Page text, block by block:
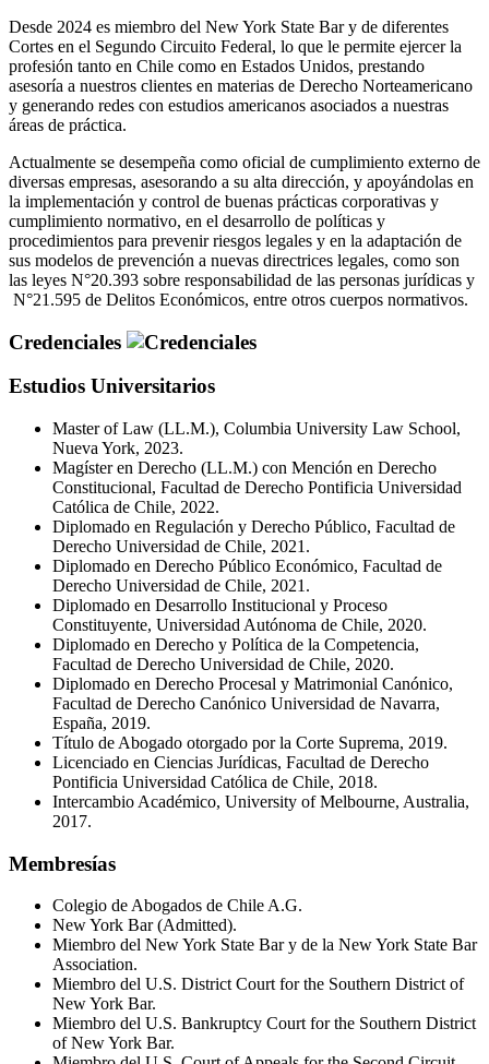
Desde 2024 es miembro del New York State Bar y de diferentes
Cortes en el Segundo Circuito Federal, lo que le permite ejercer la
profesión tanto en Chile como en Estados Unidos, prestando
asesoría a nuestros clientes en materias de Derecho Norteamericano
y generando redes con estudios americanos asociados a nuestras
áreas de práctica.
Actualmente se desempeña como oficial de cumplimiento externo de
diversas empresas, asesorando a su alta dirección, y apoyándolas en
la implementación y control de buenas prácticas corporativas y
cumplimiento normativo, en el desarrollo de políticas y
procedimientos para prevenir riesgos legales y en la adaptación de
sus modelos de prevención a nuevas directrices legales, como son
las leyes N°20.393 sobre responsabilidad de las personas jurídicas y
N°21.595 de Delitos Económicos, entre otros cuerpos normativos.
Credenciales
Estudios Universitarios
Master of Law (LL.M.), Columbia University Law School,
Nueva York, 2023.
Magíster en Derecho (LL.M.) con Mención en Derecho
Constitucional, Facultad de Derecho Pontificia Universidad
Católica de Chile, 2022.
Diplomado en Regulación y Derecho Público, Facultad de
Derecho Universidad de Chile, 2021.
Diplomado en Derecho Público Económico, Facultad de
Derecho Universidad de Chile, 2021.
Diplomado en Desarrollo Institucional y Proceso
Constituyente, Universidad Autónoma de Chile, 2020.
Diplomado en Derecho y Política de la Competencia,
Facultad de Derecho Universidad de Chile, 2020.
Diplomado en Derecho Procesal y Matrimonial Canónico,
Facultad de Derecho Canónico Universidad de Navarra,
España, 2019.
Título de Abogado otorgado por la Corte Suprema, 2019.
Licenciado en Ciencias Jurídicas, Facultad de Derecho
Pontificia Universidad Católica de Chile, 2018.
Intercambio Académico, University of Melbourne, Australia,
2017.
Membresías
Colegio de Abogados de Chile A.G.
New York Bar (Admitted).
Miembro del New York State Bar y de la New York State Bar
Association.
Miembro del U.S. District Court for the Southern District of
New York Bar.
Miembro del U.S. Bankruptcy Court for the Southern District
of New York Bar.